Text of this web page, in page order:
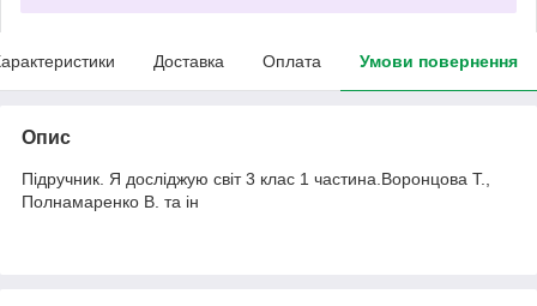
Доставка Оплата Умови повернення
Опис
Підручник. Я досліджую світ 3 клас 1 частина.Воронцова Т.,
Полнамаренко В. та ін